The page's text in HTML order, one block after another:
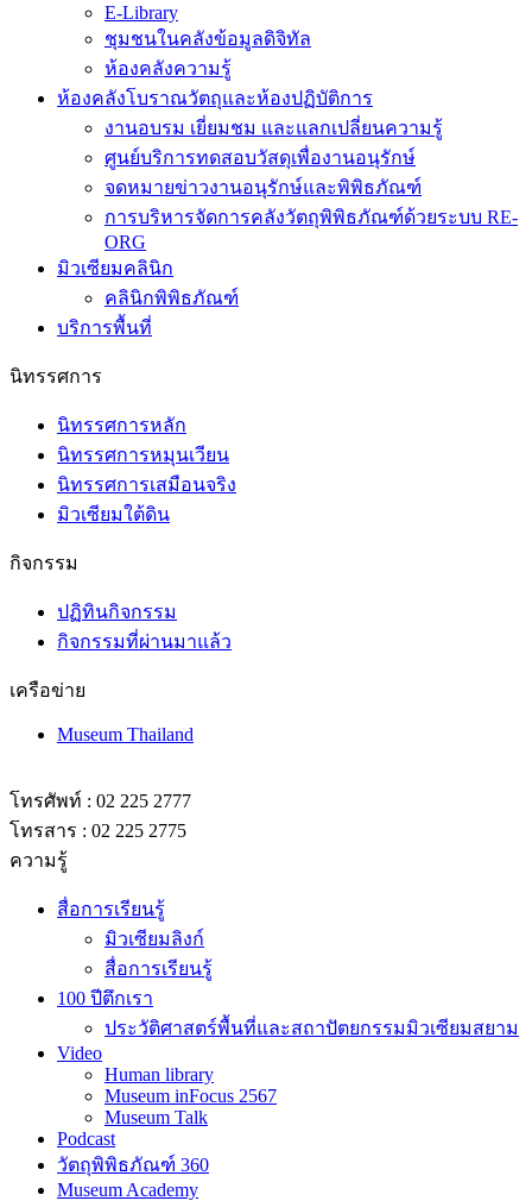
E-Library
ชุมชนในคลังข้อมูลดิจิทัล
ห้องคลังความรู้
ห้องคลังโบราณวัตถุและห้องปฏิบัติการ
งานอบรม เยี่ยมชม และแลกเปลี่ยนความรู้
ศูนย์บริการทดสอบวัสดุเพื่องานอนุรักษ์
จดหมายข่าวงานอนุรักษ์และพิพิธภัณฑ์
การบริหารจัดการคลังวัตถุพิพิธภัณฑ์ด้วยระบบ RE-
ORG
มิวเซียมคลินิก
คลินิกพิพิธภัณฑ์
บริการพื้นที่
นิทรรศการ
นิทรรศการหลัก
นิทรรศการหมุนเวียน
นิทรรศการเสมือนจริง
มิวเซียมใต้ดิน
กิจกรรม
ปฏิทินกิจกรรม
กิจกรรมที่ผ่านมาแล้ว
เครือข่าย
Museum Thailand
โทรศัพท์ : 02 225 2777
โทรสาร : 02 225 2775
ความรู้
สื่อการเรียนรู้
มิวเซียมลิงก์
สื่อการเรียนรู้
100 ปีตึกเรา
ประวัติศาสตร์พื้นที่และสถาปัตยกรรมมิวเซียมสยาม
Video
Human library
Museum inFocus 2567
Museum Talk
Podcast
วัตถุพิพิธภัณฑ์ 360
Museum Academy